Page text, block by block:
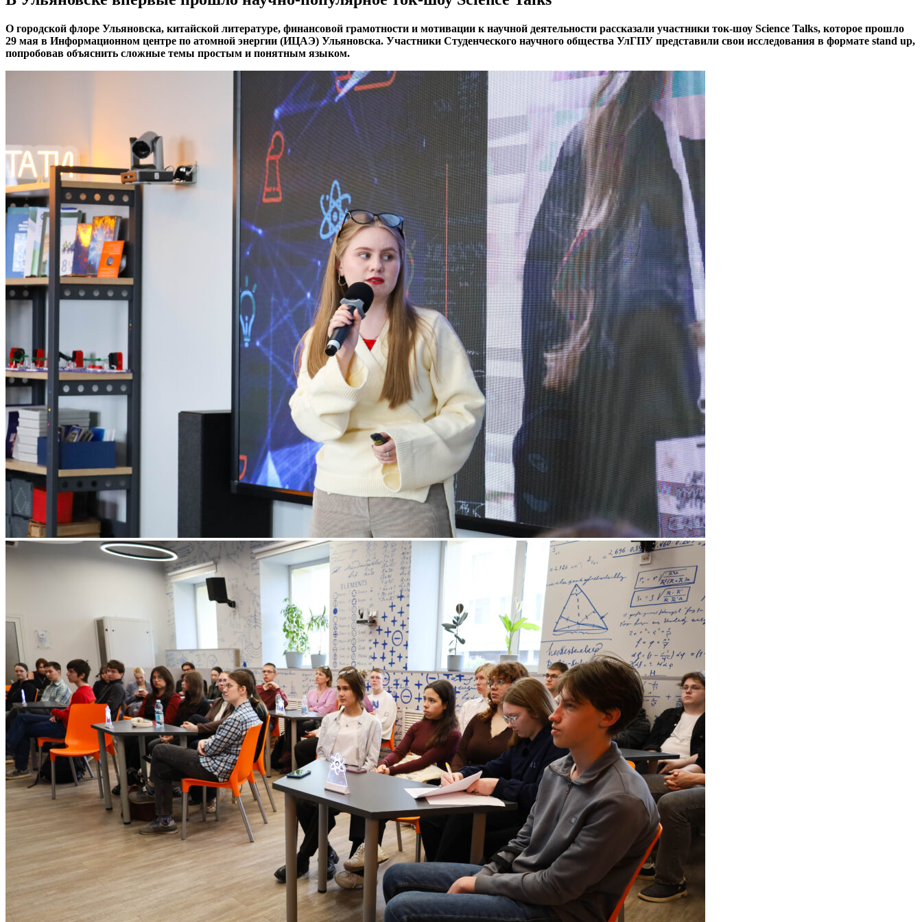
О городской флоре Ульяновска, китайской литературе, финансовой грамотности и мотивации к научной деятельности рассказали участники ток-шоу Science Talks, которое прошло
29 мая в Информационном центре по атомной энергии (ИЦАЭ) Ульяновска. Участники Студенческого научного общества УлГПУ представили свои исследования в формате stand up,
попробовав объяснить сложные темы простым и понятным языком.